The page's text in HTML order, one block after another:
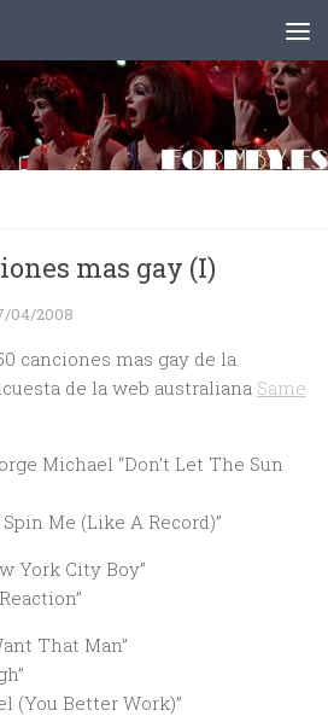
mas gay (I)
04/2008
canciones mas gay de la
de la web australiana Same
Michael “Don’t Let The Sun
Me (Like A Record)”
York City Boy”
That Man”
(You Better Work)”